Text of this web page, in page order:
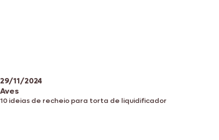
29/11/2024
Aves
10 ideias de recheio para torta de liquidificador